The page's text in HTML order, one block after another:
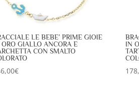
LE BEBE’ PRIME GIOIE
GIALLO ANCORA E
CON SMALTO
€
IN